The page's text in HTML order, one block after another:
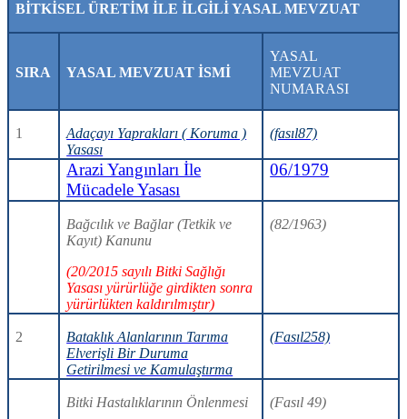
BİTKİSEL ÜRETİM İLE İLGİLİ YASAL MEVZUAT
SIRA YASAL MEVZUAT İSMİ
YASAL
MEVZUAT
NUMARASI
1
Adaçayı Yaprakları ( Koruma )
Yasası
(fasıl87)
Arazi Yangınları İle
Mücadele Yasası
06/1979
Bağcılık ve Bağlar (Tetkik ve
Kayıt) Kanunu
(20/2015 sayılı Bitki Sağlığı
Yasası yürürlüğe girdikten sonra
yürürlükten kaldırılmıştır)
(82/1963)
2
Bataklık Alanlarının Tarıma
Elverişli Bir Duruma
Getirilmesi ve Kamulaştırma
(Fasıl258)
Bitki Hastalıklarının Önlenmesi
(Fasıl 49)